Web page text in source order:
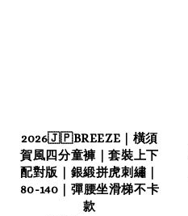
2026🇯🇵BREEZE｜橫須
賀風四分童褲｜套裝上下
配對版｜銀緞拼虎刺繡｜
80-140｜彈腰坐滑梯不卡
款